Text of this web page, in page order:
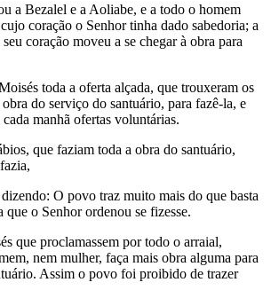
a Bezalel e a Aoliabe, e a todo o homem
coração o Senhor tinha dado sabedoria; a
coração moveu a se chegar à obra para
toda a oferta alçada, que trouxeram os
do serviço do santuário, para fazê-la, e
manhã ofertas voluntárias.
que faziam toda a obra do santuário,
O povo traz muito mais do que basta
que o Senhor ordenou se fizesse.
que proclamassem por todo o arraial,
nem mulher, faça mais obra alguma para
Assim o povo foi proibido de trazer